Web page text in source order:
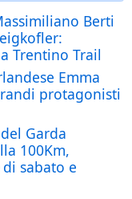
Berti
Trentino Trail
Emma
protagonisti
Garda
100Km,
sabato e